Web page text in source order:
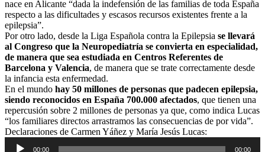
nace en Alicante “dada la indefensión de las familias de toda España
respecto a las dificultades y escasos recursos existentes frente a la
epilepsia”.
Por otro lado, desde la Liga Española contra la Epilepsia se llevará
al Congreso que la Neuropediatría se convierta en especialidad,
de manera que sea estudiada en Centros Referentes de
Barcelona y Valencia, de manera que se trate correctamente desde
la infancia esta enfermedad.
En el mundo hay 50 millones de personas que padecen epilepsia,
siendo reconocidos en España 700.000 afectados, que tienen una
repercusión sobre 2 millones de personas ya que, como indica Lucas
“los familiares directos arrastramos las consecuencias de por vida”.
Declaraciones de Carmen Yáñez y María Jesús Lucas:
Reproductor
00:00 00:00